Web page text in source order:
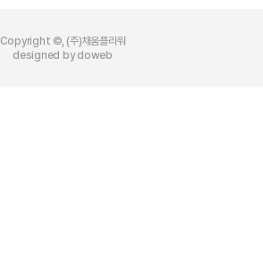
Copyright ©, (주)채움플라워
designed by doweb